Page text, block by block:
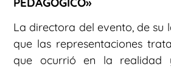
La directora del evento, de su
que las representaciones
que ocurrió en la realidad